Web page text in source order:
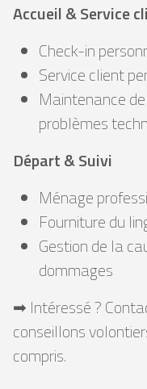
Accueil & Service
Check-in
Service client
Maintenance
problèmes
Départ & Suivi
Ménage
Fourniture du
Gestion de la
dommages
➡ Intéressé ?
conseillons
compris.